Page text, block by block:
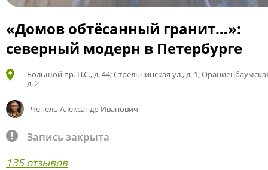
«Домов обтёсанный гранит…»:
северный модерн в Петербурге
Большой пр. П.С., д. 44; Стрельнинская ул., д. 1;
д. 2
Чепель Александр Иванович
Запись закрыта
135 отзывов